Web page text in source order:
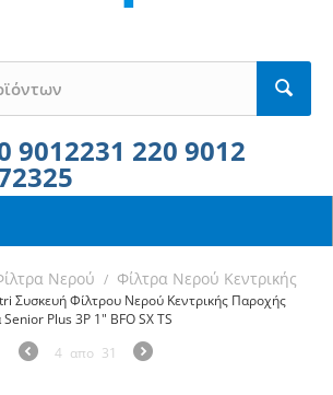
9012231 220 9012
Νερού / Φίλτρα Νερού Κεντρικής
Συσκευή Φίλτρου Νερού Κεντρικής Παροχής
Plus 3P 1" BFO SX TS
4 απο 31